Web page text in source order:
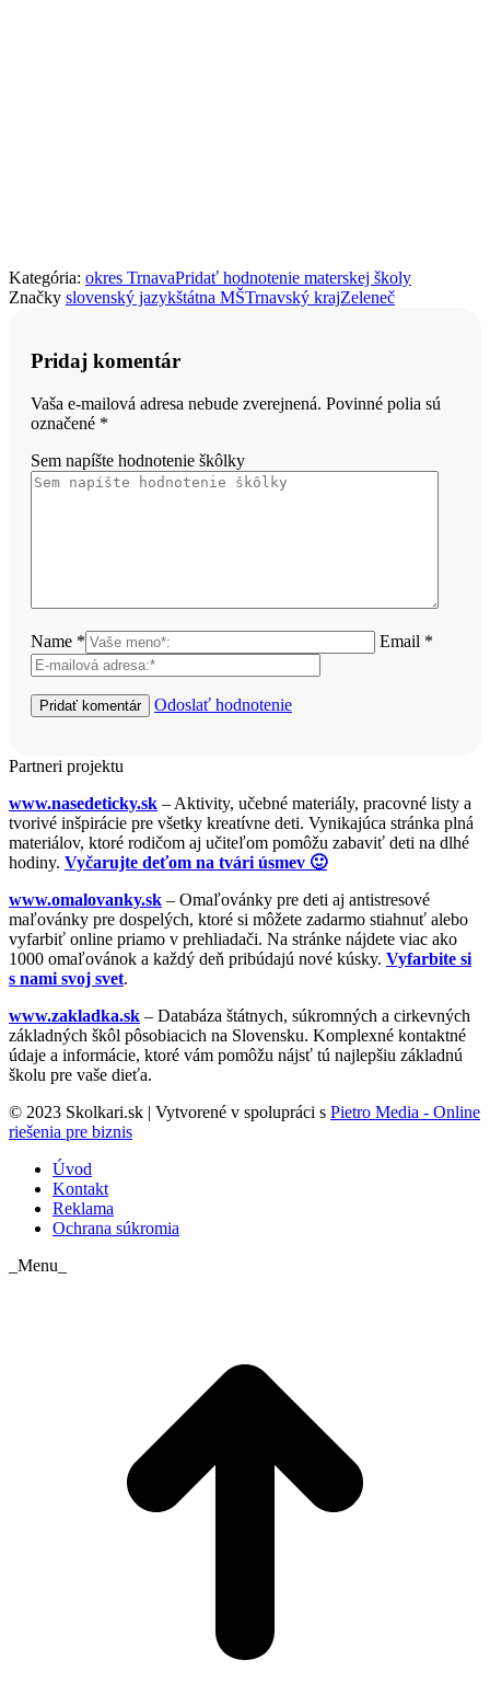
Kategória: okres TrnavaPridať hodnotenie materskej školy
Značky slovenský jazykštátna MŠTrnavský krajZeleneč
Pridaj komentár
Vaša e-mailová adresa nebude zverejnená. Povinné polia sú
označené *
Sem napíšte hodnotenie škôlky
Name * Email *
Odoslať hodnotenie
Partneri projektu
www.nasedeticky.sk – Aktivity, učebné materiály, pracovné listy a
tvorivé inšpirácie pre všetky kreatívne deti. Vynikajúca stránka plná
materiálov, ktoré rodičom aj učiteľom pomôžu zabaviť deti na dlhé
hodiny. Vyčarujte deťom na tvári úsmev 🙂
www.omalovanky.sk – Omaľovánky pre deti aj antistresové
maľovánky pre dospelých, ktoré si môžete zadarmo stiahnuť alebo
vyfarbiť online priamo v prehliadači. Na stránke nájdete viac ako
1000 omaľovánok a každý deň pribúdajú nové kúsky. Vyfarbite si
s nami svoj svet.
www.zakladka.sk – Databáza štátnych, súkromných a cirkevných
základných škôl pôsobiacich na Slovensku. Komplexné kontaktné
údaje a informácie, ktoré vám pomôžu nájsť tú najlepšiu základnú
školu pre vaše dieťa.
© 2023 Skolkari.sk | Vytvorené v spolupráci s Pietro Media - Online
riešenia pre biznis
Úvod
Kontakt
Reklama
Ochrana súkromia
_Menu_